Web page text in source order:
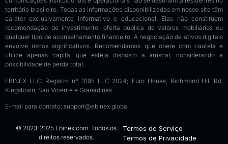
território brasileiro. Todas as informações disponibilizadas em nosso site têm
caráter exclusivamente informativo e educacional. Elas não constituem
recomendação de investimento, oferta pública de valores mobiliários ou
qualquer tipo de aconselhamento financeiro. A negociação de ativos digitais
envolve riscos significativos. Recomendamos que opere com cautela e
utilize apenas capital que esteja disposto a arriscar, considerando a
possibilidade de perda total.
EBINEX LLC: Registro nº 3195 LLC 2024; Euro House, Richmond Hill Rd,
Kingstown, São Vicente e Granadinas.
E-mail para contato: support@ebinex.global
© 2023-2025 Ebinex.com. Todos os
direitos reservados.
Termos de Serviço
Termos de Privacidade